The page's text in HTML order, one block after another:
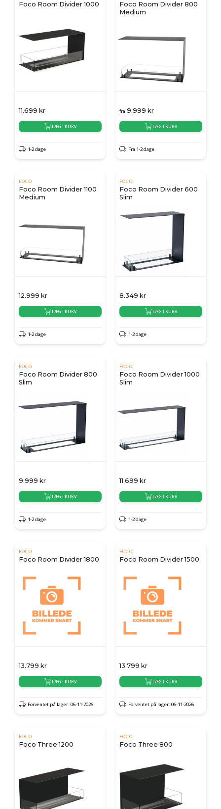
Foco Room Divider 1000
11.699 kr
LÆG I KURV
1-2 dage
Foco Room Divider 800
Medium
fra 9.999 kr
LÆG I KURV
Fra 1-2 dage
FOCO
Foco Room Divider 1100
Medium
12.999 kr
LÆG I KURV
1-2 dage
FOCO
Foco Room Divider 600
Slim
8.349 kr
LÆG I KURV
1-2 dage
FOCO
Foco Room Divider 800
Slim
9.999 kr
LÆG I KURV
1-2 dage
FOCO
Foco Room Divider 1000
Slim
11.699 kr
LÆG I KURV
1-2 dage
FOCO
Foco Room Divider 1800
13.799 kr
LÆG I KURV
Forventet på lager: 06-11-2026
FOCO
Foco Room Divider 1500
13.799 kr
LÆG I KURV
Forventet på lager: 06-11-2026
FOCO
Foco Three 1200
FOCO
Foco Three 800